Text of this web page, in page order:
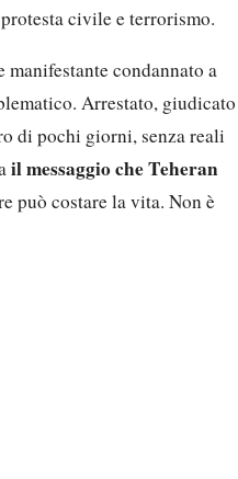
civile e terrorismo.
manifestante condannato a
Arrestato, giudicato
di pochi giorni, senza reali
il messaggio che Teheran
può costare la vita. Non è